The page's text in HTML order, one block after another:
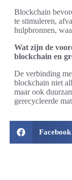
Blockchain
te stimuleren,
hulpbronnen,
Wat zijn de
blockchain en
De verbinding
blockchain niet
maar ook
gerecycleerde
Facebook